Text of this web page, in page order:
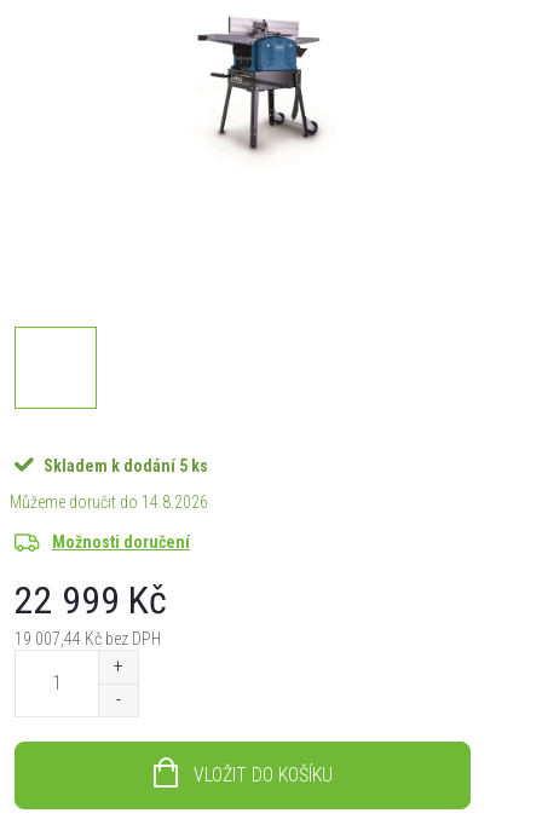
Skladem k dodání 5 ks
14.8.2026
Možnosti doručení
22 999 Kč
19 007,44 Kč bez DPH
VLOŽIT DO KOŠÍKU